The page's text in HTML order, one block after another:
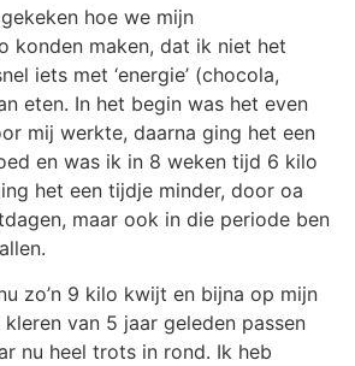
hoe we mijn
konden maken, dat ik niet het
iets met ‘energie’ (chocola,
eten. In het begin was het even
mij werkte, daarna ging het een
en was ik in 8 weken tijd 6 kilo
het een tijdje minder, door oa
maar ook in die periode ben
zo’n 9 kilo kwijt en bijna op mijn
van 5 jaar geleden passen
nu heel trots in rond. Ik heb